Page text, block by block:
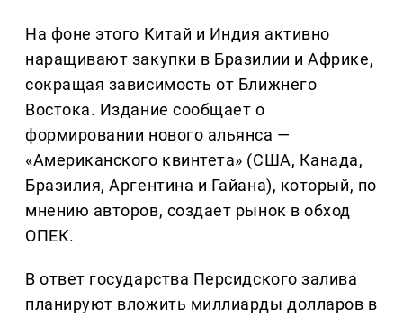
На фоне этого Китай и Индия активно
наращивают закупки в Бразилии и Африке,
сокращая зависимость от Ближнего
Востока. Издание сообщает о
формировании нового альянса —
«Американского квинтета» (США, Канада,
Бразилия, Аргентина и Гайана), который, по
мнению авторов, создает рынок в обход
ОПЕК.
В ответ государства Персидского залива
планируют вложить миллиарды долларов в